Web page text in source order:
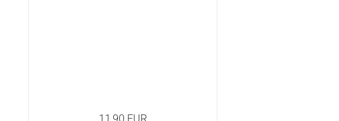
11,90 EUR